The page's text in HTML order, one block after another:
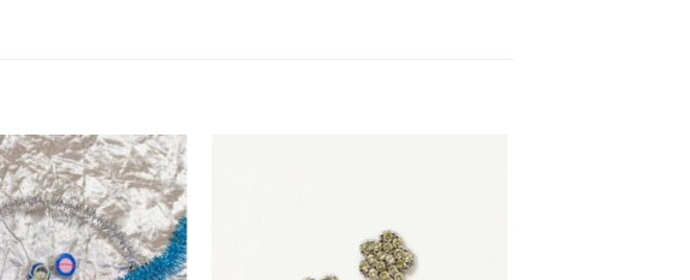
Añadir
a la
lista de
deseos